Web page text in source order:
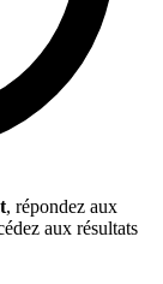
, répondez aux
aux résultats